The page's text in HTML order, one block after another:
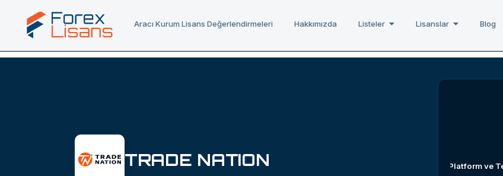
Aracı Kurum Lisans Değerlendirmeleri Hakkımızda Listeler Lisanslar Blog
TRADE NATION Platform ve